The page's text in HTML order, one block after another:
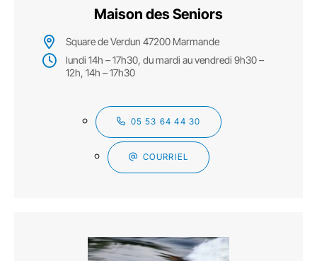
Maison des Seniors
Square de Verdun 47200 Marmande
lundi 14h – 17h30, du mardi au vendredi 9h30 –
12h, 14h – 17h30
05 53 64 44 30
COURRIEL